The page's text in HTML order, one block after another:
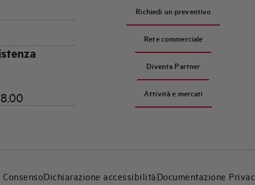
Richiedi un preventivo
Rete commerciale
Diventa Partner
Attività e mercati
Dichiarazione accessibilità Documentazione